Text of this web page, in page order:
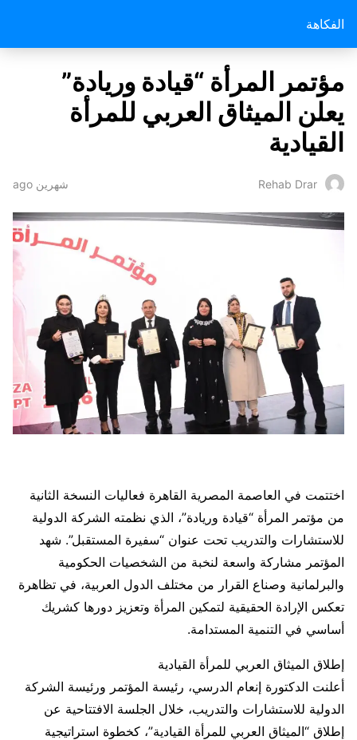
الفكاهة
مؤتمر المرأة “قيادة وريادة”
يعلن الميثاق العربي للمرأة
القيادية
Rehab Drar شهرين ago
اختتمت في العاصمة المصرية القاهرة فعاليات النسخة الثانية
من مؤتمر المرأة “قيادة وريادة”، الذي نظمته الشركة الدولية
للاستشارات والتدريب تحت عنوان “سفيرة المستقبل”. شهد
المؤتمر مشاركة واسعة لنخبة من الشخصيات الحكومية
والبرلمانية وصناع القرار من مختلف الدول العربية، في تظاهرة
تعكس الإرادة الحقيقية لتمكين المرأة وتعزيز دورها كشريك
أساسي في التنمية المستدامة.
إطلاق الميثاق العربي للمرأة القيادية
أعلنت الدكتورة إنعام الدرسي، رئيسة المؤتمر ورئيسة الشركة
الدولية للاستشارات والتدريب، خلال الجلسة الافتتاحية عن
إطلاق “الميثاق العربي للمرأة القيادية”، كخطوة استراتيجية